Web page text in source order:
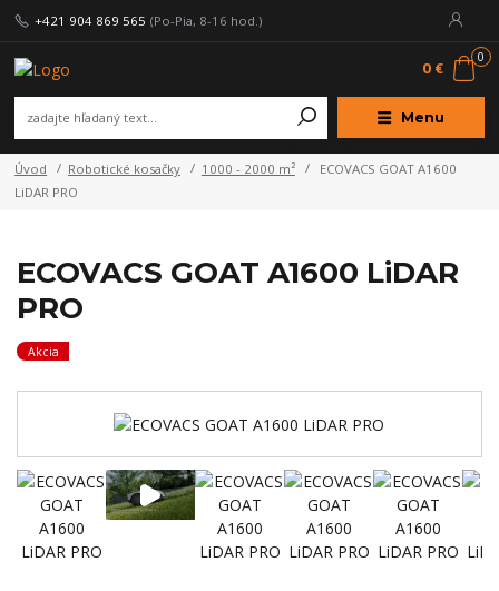
Menu
+421 904 869 565 (Po-Pia, 8-16 hod.)
0
0 €
Úvod Robotické kosačky 1000 - 2000 m²
ECOVACS GOAT A1600
LiDAR PRO
ECOVACS GOAT A1600 LiDAR
PRO
Akcia